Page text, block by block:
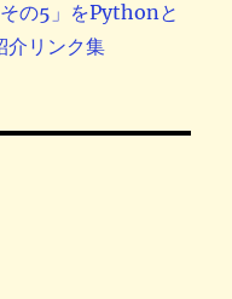
の5」をPythonと
介リンク集